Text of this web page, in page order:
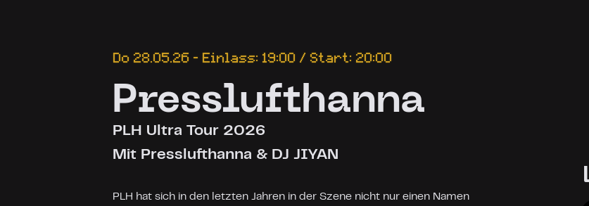
Do 28.05.26 – Einlass: 19:00 / Start: 20:00
Presslufthanna
PLH Ultra Tour 2026
Mit Presslufthanna & DJ JIYAN
PLH hat sich in den letzten Jahren in der Szene nicht nur einen Namen